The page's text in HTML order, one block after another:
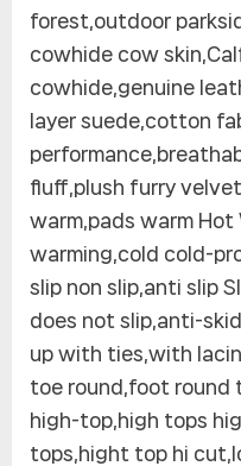
forest,outdoor
cowhide cow
cowhide,genuine
layer suede,cotton
fluff,plush furry
warm,pads warm Hot
warming,cold cold-
slip non slip,anti slip
does not slip,anti-
up with ties,with
toe round,foot round
high-top,high tops
tops,hight top hi